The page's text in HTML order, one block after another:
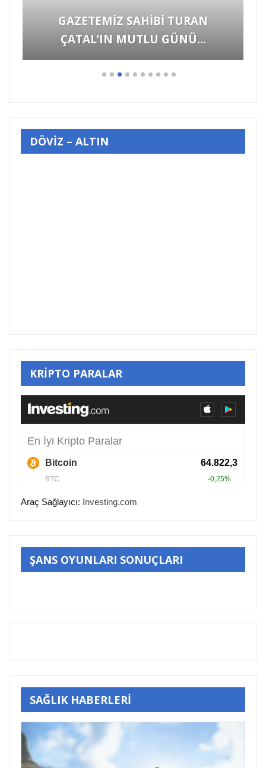
Hayvanlara Yönelik Şiddet
Görüntülerine İzmir’den “YETER”…
DÖVİZ – ALTIN
KRİPTO PARALAR
Araç Sağlayıcı: Investing.com
ŞANS OYUNLARI SONUÇLARI
SAĞLIK HABERLERİ